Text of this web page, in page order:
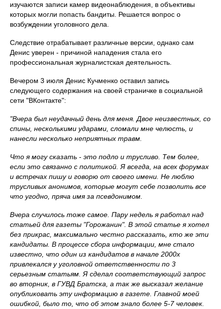
изучаются записи камер видеонаблюдения, в объективы
которых могли попасть бандиты. Решается вопрос о
возбуждении уголовного дела.
Следствие отрабатывает различные версии, однако сам
Денис уверен - причиной нападения стала его
профессиональная журналистская деятельность.
Вечером 3 июля Денис Кучменко оставил запись
следующего содержания на своей страничке в социальной
сети "ВКонтакте":
"Вчера был неудачный день для меня. Двое неизвестных, со
спины, несколькими ударами, сломали мне челюсть, и
нанесли несколько неприятных травм.
Что я могу сказать - это подло и трусливо. Тем более,
если это связанно с политикой. Я всегда, на всех форумах
и встречах пишу и говорю от своего имени. Не люблю
трусливых анонимов, которые могут себе позволить все
что угодно, пряча имя за псевдонимом.
Вчера случилось тоже самое. Пару недель я работал над
статьей для газеты "Горожанин". В этой статье я хотел
без прикрас, максимально честно рассказать, кто же эти
кандидаты. В процессе сбора информации, мне стало
известно, что один из кандидатов в начале 2000х
привлекался у уголовной ответственности по 3
серьезным статьям. Я сделал соответствующий запрос
во вторник, в ГУВД Братска, а так же высказал желание
опубликовать эту информацию в газете. Главной моей
ошибкой, было то, что об этом знало более 5-7 человек.